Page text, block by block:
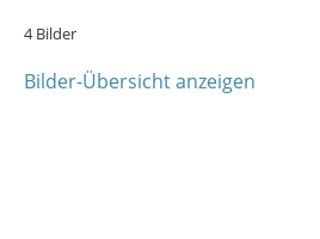
4 Bilder
Bilder-Übersicht anzeigen